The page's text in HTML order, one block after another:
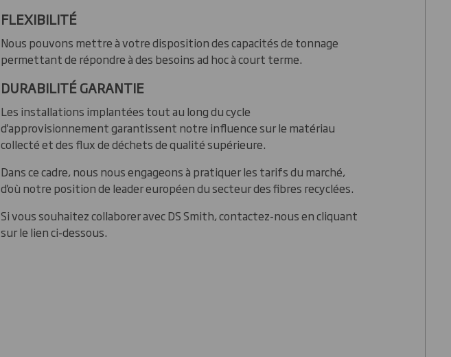
FLEXIBILITÉ
Nous pouvons mettre à votre disposition des capacités de tonnage
permettant de répondre à des besoins ad hoc à court terme.
DURABILITÉ GARANTIE
Les installations implantées tout au long du cycle
d'approvisionnement garantissent notre influence sur le matériau
collecté et des flux de déchets de qualité supérieure.
Dans ce cadre, nous nous engageons à pratiquer les tarifs du marché,
d'où notre position de leader européen du secteur des fibres recyclées.
Si vous souhaitez collaborer avec DS Smith, contactez-nous en cliquant
sur le lien ci-dessous.